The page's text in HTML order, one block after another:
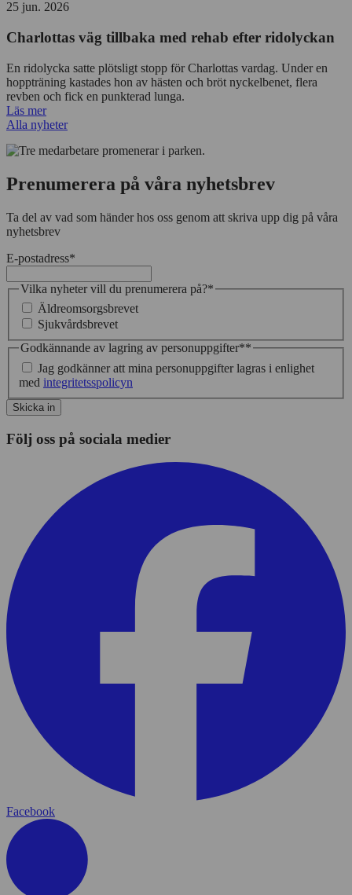
25 jun. 2026
Charlottas väg tillbaka med rehab efter ridolyckan
En ridolycka satte plötsligt stopp för Charlottas vardag. Under en
hoppträning kastades hon av hästen och bröt nyckelbenet, flera
revben och fick en punkterad lunga.
Läs mer
Alla nyheter
Prenumerera på våra nyhetsbrev
Ta del av vad som händer hos oss genom att skriva upp dig på våra
nyhetsbrev
E-postadress*
Vilka nyheter vill du prenumerera på?*
Äldreomsorgsbrevet
Sjukvårdsbrevet
Godkännande av lagring av personuppgifter**
Jag godkänner att mina personuppgifter lagras i enlighet
med integritetsspolicyn
Skicka in
Följ oss på sociala medier
Facebook